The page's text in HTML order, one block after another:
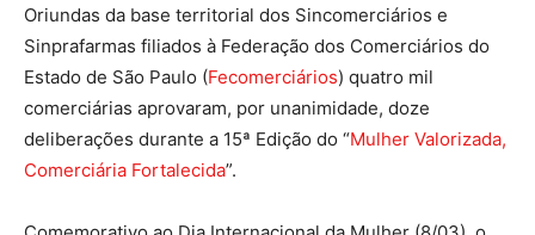
Oriundas da base territorial dos Sincomerciários e
Sinprafarmas filiados à Federação dos Comerciários do
Estado de São Paulo (Fecomerciários) quatro mil
comerciárias aprovaram, por unanimidade, doze
deliberações durante a 15ª Edição do “Mulher Valorizada,
Comerciária Fortalecida”.